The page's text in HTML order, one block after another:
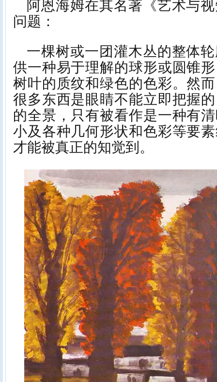
阿恩海姆在其名著《艺术与
问题：
一棵树或一团灌木丛的整体
供一种易于理解的球形或圆锥
树叶的质纹和绿色的色彩。然
很多东西是眼睛不能立即把握
的全景，只有被看作是一种有
小及各种几何形状和色彩等要
才能被真正的知觉到。